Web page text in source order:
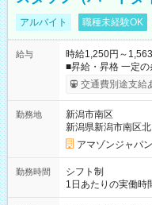
アルバイト 職種未経験OK
給与
時給1,250円～
■昇給・昇格 一定
まで昇給の機会があります。 ■正社員登用
月25日支払い ※時
☆Amazon直雇用で安定して働
あり 試用期間の長
です。
交通費別途支給
勤務地
新潟市南区
新潟県新潟市南区
アマゾンジャパ
勤務時間
シフト制
1日あたりの実働時